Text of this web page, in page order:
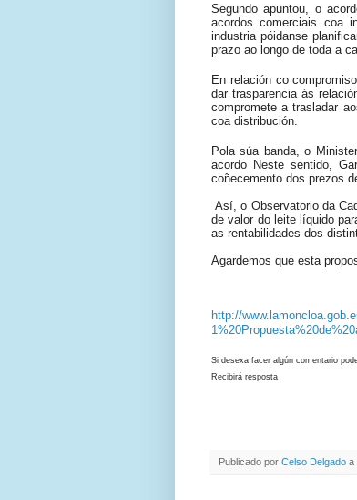
Segundo apuntou, o
acordos comerciais coa
industria póidanse
prazo ao longo de toda a
En relación co
dar trasparencia ás
compromete a trasladar
coa distribución.
Pola súa banda, o
acordo Neste sentido,
coñecemento dos prezos
Así, o Observatorio da
de valor do leite líquido
as rentabilidades dos
Agardemos que esta
http://
Si desexa facer algún comentario
Recibirá resposta
Publicado por Celso Delgado a